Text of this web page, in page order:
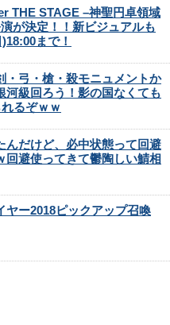
THE STAGE –神聖円卓領域
が決定！！新ビジュアルも
まで！
・弓・槍・殺モニュメントか
河級回ろう！影の国なくても
るぞｗｗ
んだけど、必中状態って回避
回避使ってきて鬱陶しい鯖相
ヤー2018ピックアップ召喚